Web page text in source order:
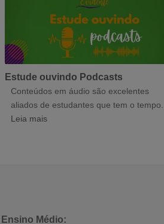
Estude ouvindo Podcasts
Conteúdos em áudio são excelentes
aliados de estudantes que tem o tempo...
Leia mais
Médio: